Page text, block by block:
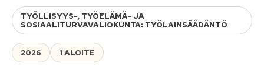
TYÖLLISYYS-, TYÖELÄMÄ- JA
SOSIAALITURVAVALIOKUNTA: TYÖLAINSÄÄDÄNTÖ
2026 1 ALOITE